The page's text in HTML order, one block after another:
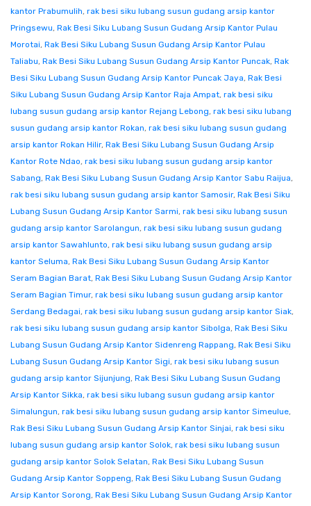
kantor Prabumulih, rak besi siku lubang susun gudang arsip kantor
Pringsewu, Rak Besi Siku Lubang Susun Gudang Arsip Kantor Pulau
Morotai, Rak Besi Siku Lubang Susun Gudang Arsip Kantor Pulau
Taliabu, Rak Besi Siku Lubang Susun Gudang Arsip Kantor Puncak, Rak
Besi Siku Lubang Susun Gudang Arsip Kantor Puncak Jaya, Rak Besi
Siku Lubang Susun Gudang Arsip Kantor Raja Ampat, rak besi siku
lubang susun gudang arsip kantor Rejang Lebong, rak besi siku lubang
susun gudang arsip kantor Rokan, rak besi siku lubang susun gudang
arsip kantor Rokan Hilir, Rak Besi Siku Lubang Susun Gudang Arsip
Kantor Rote Ndao, rak besi siku lubang susun gudang arsip kantor
Sabang, Rak Besi Siku Lubang Susun Gudang Arsip Kantor Sabu Raijua,
rak besi siku lubang susun gudang arsip kantor Samosir, Rak Besi Siku
Lubang Susun Gudang Arsip Kantor Sarmi, rak besi siku lubang susun
gudang arsip kantor Sarolangun, rak besi siku lubang susun gudang
arsip kantor Sawahlunto, rak besi siku lubang susun gudang arsip
kantor Seluma, Rak Besi Siku Lubang Susun Gudang Arsip Kantor
Seram Bagian Barat, Rak Besi Siku Lubang Susun Gudang Arsip Kantor
Seram Bagian Timur, rak besi siku lubang susun gudang arsip kantor
Serdang Bedagai, rak besi siku lubang susun gudang arsip kantor Siak,
rak besi siku lubang susun gudang arsip kantor Sibolga, Rak Besi Siku
Lubang Susun Gudang Arsip Kantor Sidenreng Rappang, Rak Besi Siku
Lubang Susun Gudang Arsip Kantor Sigi, rak besi siku lubang susun
gudang arsip kantor Sijunjung, Rak Besi Siku Lubang Susun Gudang
Arsip Kantor Sikka, rak besi siku lubang susun gudang arsip kantor
Simalungun, rak besi siku lubang susun gudang arsip kantor Simeulue,
Rak Besi Siku Lubang Susun Gudang Arsip Kantor Sinjai, rak besi siku
lubang susun gudang arsip kantor Solok, rak besi siku lubang susun
gudang arsip kantor Solok Selatan, Rak Besi Siku Lubang Susun
Gudang Arsip Kantor Soppeng, Rak Besi Siku Lubang Susun Gudang
Arsip Kantor Sorong, Rak Besi Siku Lubang Susun Gudang Arsip Kantor